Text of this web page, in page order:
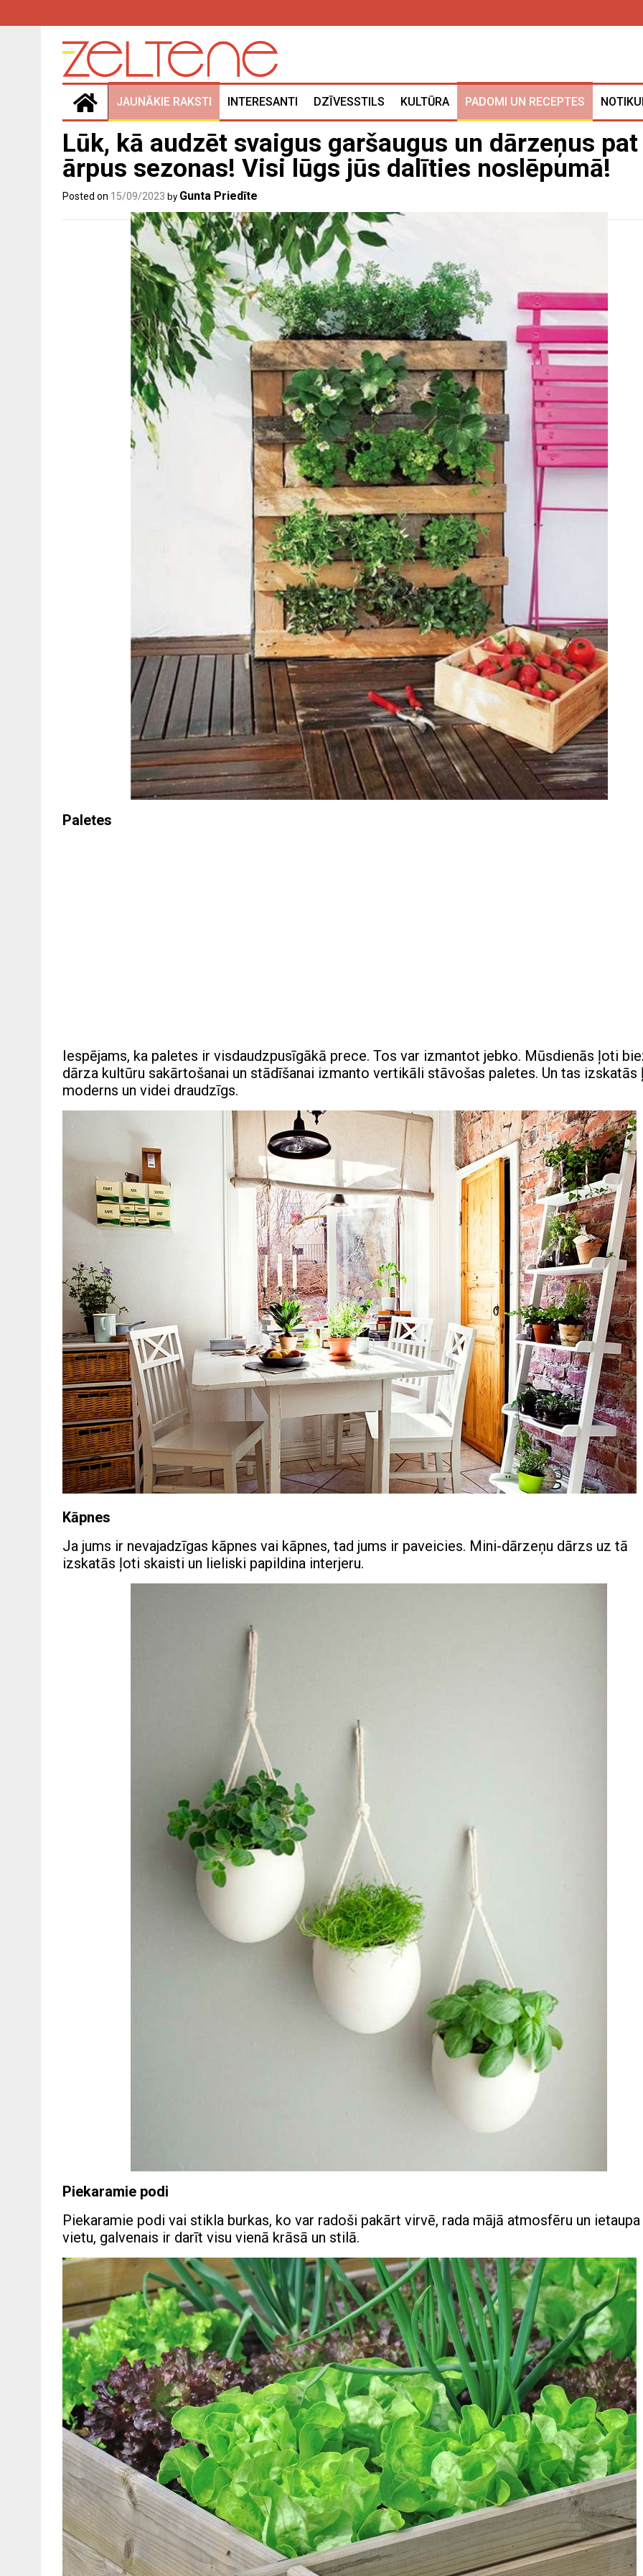
JAUNĀKIE RAKSTI INTERESANTI DZĪVESSTILS KULTŪRA PADOMI UN RECEPTES
Lūk, kā audzēt svaigus garšaugus un dārzeņus pat
ārpus sezonas! Visi lūgs jūs dalīties noslēpumā!
Posted on 15/09/2023 by Gunta Priedīte
Paletes
Iespējams, ka paletes ir visdaudzpusīgākā prece. Tos var izmantot jebko. Mūsdienās ļoti
dārza kultūru sakārtošanai un stādīšanai izmanto vertikāli stāvošas paletes. Un tas izskatās
moderns un videi draudzīgs.
Kāpnes
Ja jums ir nevajadzīgas kāpnes vai kāpnes, tad jums ir paveicies. Mini-dārzeņu dārzs uz tā
izskatās ļoti skaisti un lieliski papildina interjeru.
Piekaramie podi
Piekaramie podi vai stikla burkas, ko var radoši pakārt virvē, rada mājā atmosfēru un ietaupa
vietu, galvenais ir darīt visu vienā krāsā un stilā.